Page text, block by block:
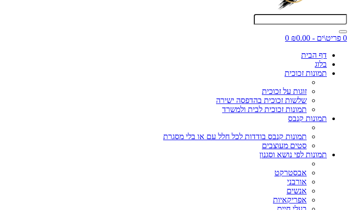
0 פריט\ים - ₪0.00
0
דף הבית
בלוג
תמונות זכוכית
זוגות על זכוכית
שלשות זכוכית בהדפסה ישירה
תמונות זכוכית לבית ולמשרד
תמונות קנבס
תמונות קנבס בודדות לכל חלל עם או בלי מסגרת
סטים מעוצבים
תמונות לפי נושא וסגנון
אבסטרקט
אורבני
אנשים
אפריקאיות